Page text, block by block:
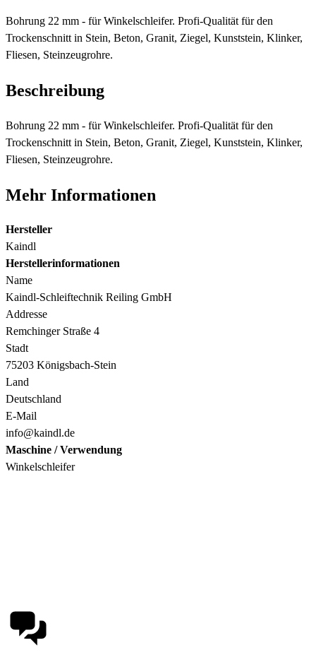
Bohrung 22 mm - für Winkelschleifer. Profi-Qualität für den
Trockenschnitt in Stein, Beton, Granit, Ziegel, Kunststein, Klinker,
Fliesen, Steinzeugrohre.
Beschreibung
Bohrung 22 mm - für Winkelschleifer. Profi-Qualität für den
Trockenschnitt in Stein, Beton, Granit, Ziegel, Kunststein, Klinker,
Fliesen, Steinzeugrohre.
Mehr Informationen
Hersteller
Kaindl
Herstellerinformationen
Name
Kaindl-Schleiftechnik Reiling GmbH
Addresse
Remchinger Straße 4
Stadt
75203 Königsbach-Stein
Land
Deutschland
E-Mail
info@kaindl.de
Maschine / Verwendung
Winkelschleifer